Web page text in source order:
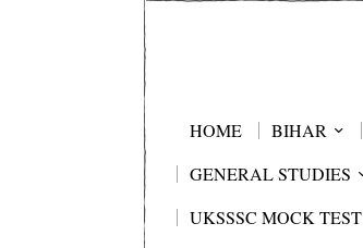
HOME BIHAR
GENERAL STUDIES
UKSSSC MOCK TEST